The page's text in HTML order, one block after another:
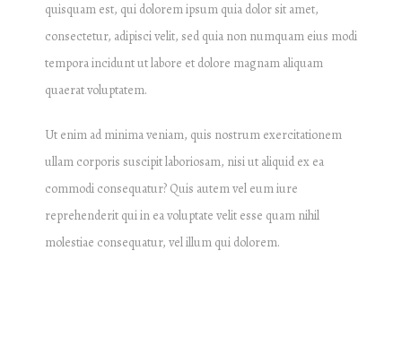
quisquam est, qui dolorem ipsum quia dolor sit amet,
consectetur, adipisci velit, sed quia non numquam eius modi
tempora incidunt ut labore et dolore magnam aliquam
quaerat voluptatem.
Ut enim ad minima veniam, quis nostrum exercitationem
ullam corporis suscipit laboriosam, nisi ut aliquid ex ea
commodi consequatur? Quis autem vel eum iure
reprehenderit qui in ea voluptate velit esse quam nihil
molestiae consequatur, vel illum qui dolorem.